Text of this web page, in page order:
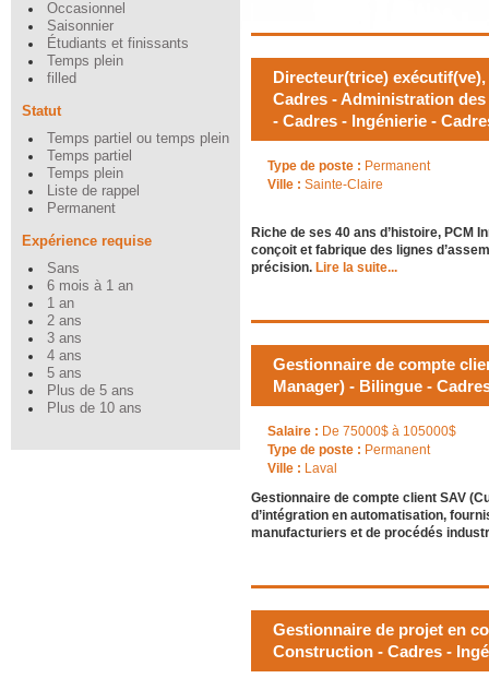
Occasionnel
Saisonnier
Étudiants et finissants
Temps plein
filled
Statut
Temps partiel ou temps plein
Temps partiel
Temps plein
Liste de rappel
Permanent
Expérience requise
Sans
6 mois à 1 an
1 an
2 ans
3 ans
4 ans
5 ans
Plus de 5 ans
Plus de 10 ans
Directeur(trice)
Cadres - Administration
- Cadres - Ingénierie -
Type de poste : Permanent
Ville : Sainte-Claire
Riche de ses 40 ans d’histoire, PCM
conçoit et fabrique des lignes
précision. Lire la suite...
Gestionnaire de compte
Manager) - Bilingue -
Salaire : De 75000$ à 105000$
Type de poste : Permanent
Ville : Laval
Gestionnaire de compte client SAV
d’intégration en automatisation,
manufacturiers et de procédés
Gestionnaire de projet en
Construction - Cadres -